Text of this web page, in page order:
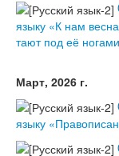
языку «К нам
тают под её
Март, 2026 г.
языку